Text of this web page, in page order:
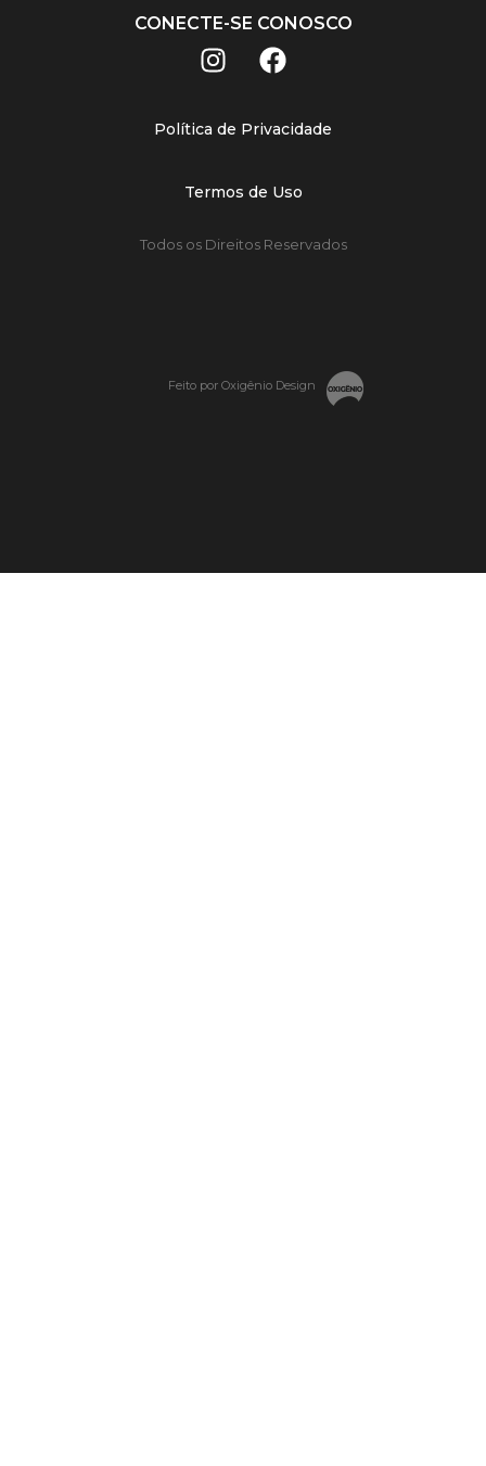
CONECTE-SE CONOSCO
Política de Privacidade
Termos de Uso
Todos os Direitos Reservados
Feito por Oxigênio Design